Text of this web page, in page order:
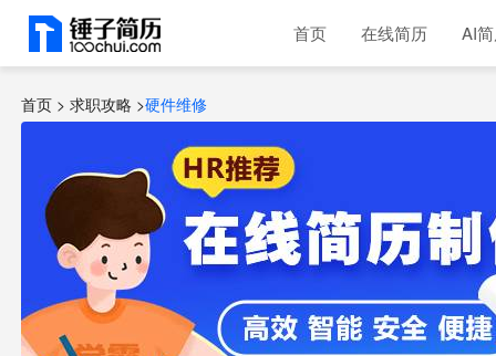
首页 在线简历 AI
首页 > 求职攻略 >硬件维修